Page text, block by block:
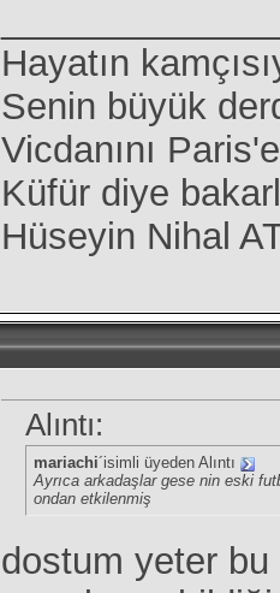
Hayatın
Senin büyük
Vicdanını
Küfür diye
Hüseyin Nihal
Alıntı:
mariachi´isimli üyeden Alıntı
Ayrıca arkadaşlar gese nin eski
ondan etkilenmiş
dostum yeter bu